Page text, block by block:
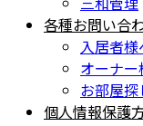
各種お問い合
入居者様
オーナー
お部屋
個人情報保護